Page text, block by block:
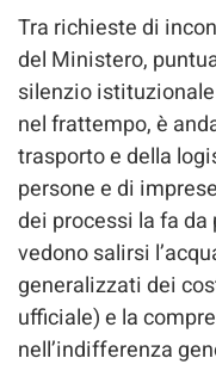
Tra richieste di
del Ministero,
silenzio
nel frattempo, è
trasporto e della
persone e di
dei processi la fa
vedono salirsi
generalizzati dei
ufficiale) e la
nell’indifferenza